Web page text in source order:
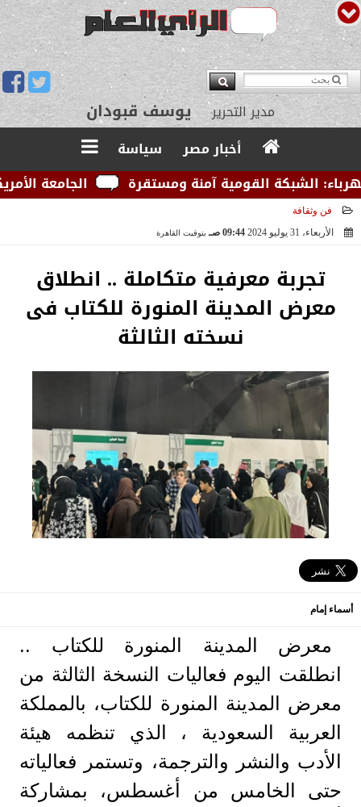
مدير التحرير يوسف قبودان
أخبار مصر
سياسة
الجامعة الأمريكية
القومية آمنة ومستقرة
فن وثقافة
الأربعاء، 31 يوليو 2024
09:44 صـ بتوقيت القاهرة
تجربة معرفية متكاملة .. انطلاق
معرض المدينة المنورة للكتاب فى
نسخته الثالثة
أسماء إمام
معرض المدينة المنورة للكتاب ..
انطلقت اليوم فعاليات النسخة الثالثة من
معرض المدينة المنورة للكتاب، بالمملكة
العربية السعودية ، الذي تنظمه هيئة
الأدب والنشر والترجمة، وتستمر فعالياته
حتى الخامس من أغسطس، بمشاركة